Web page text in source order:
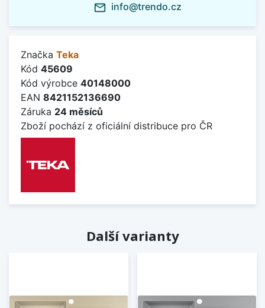
mail_outline info@trendo.cz
Značka Teka
Kód 45609
Kód výrobce 40148000
EAN 8421152136690
Záruka 24 měsíců
Zboží pochází z oficiální distribuce pro ČR
Další varianty